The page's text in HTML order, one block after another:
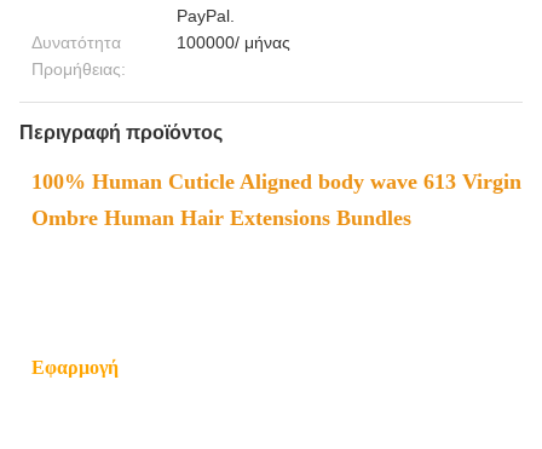
PayPal.
Δυνατότητα
Προμήθειας:
100000/ μήνας
Περιγραφή προϊόντος
100% Human Cuticle Aligned body wave 613 Virgin
Ombre Human Hair Extensions Bundles
Εφαρμογή